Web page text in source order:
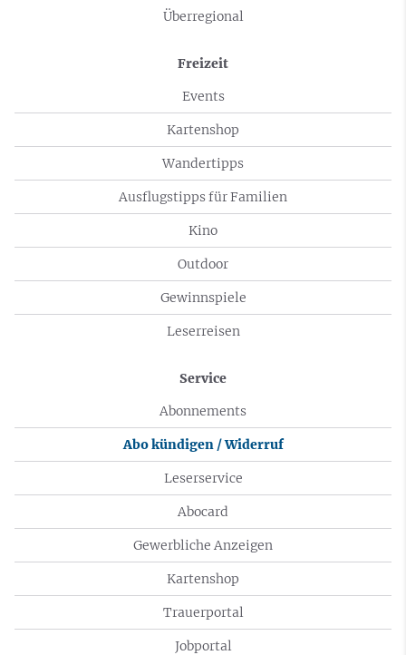
Überregional
Freizeit
Events
Kartenshop
Wandertipps
Ausflugstipps für Familien
Kino
Outdoor
Gewinnspiele
Leserreisen
Service
Abonnements
Abo kündigen / Widerruf
Leserservice
Abocard
Gewerbliche Anzeigen
Kartenshop
Trauerportal
Jobportal